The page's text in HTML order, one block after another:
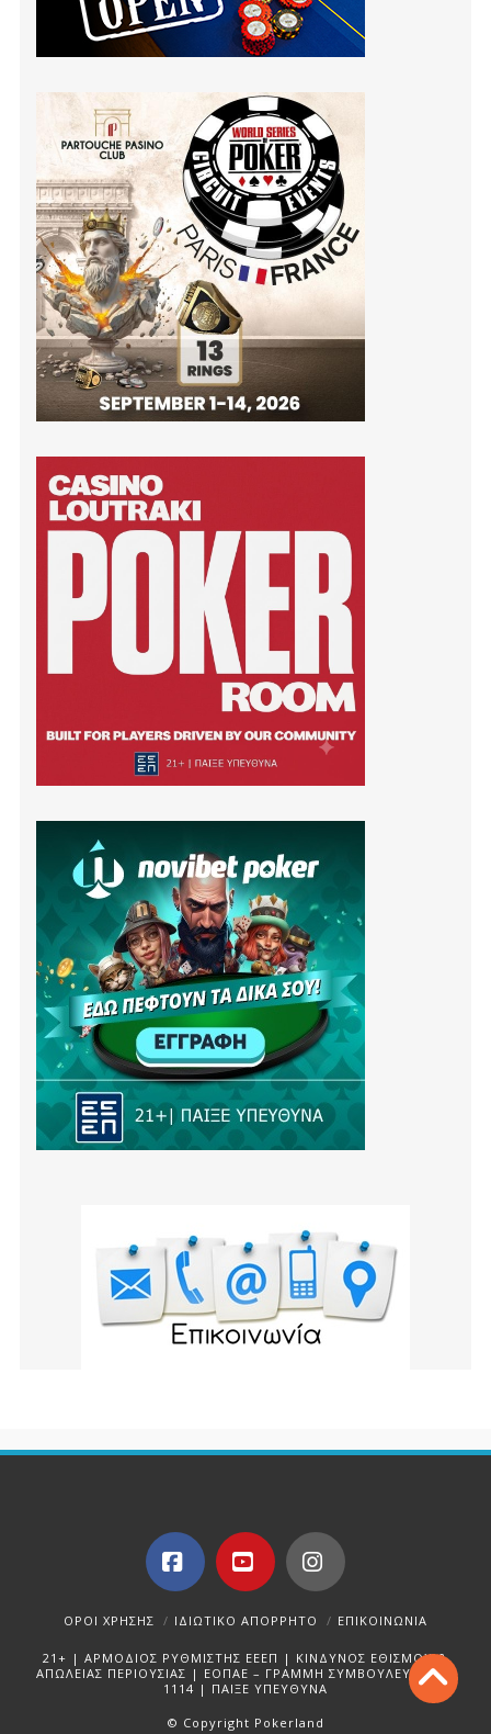
FacebookYouTubeInstagram
ΌΡΟΙ ΧΡΉΣΗΣ ΙΔΙΩΤΙΚΌ ΑΠΌΡΡΗΤΟ ΕΠΙΚΟΙΝΩΝΊΑ
21+ | ΑΡΜΟΔΙΟΣ ΡΥΘΜΙΣΤΗΣ ΕΕΕΠ | ΚΙΝΔΥΝΟΣ ΕΘΙΣΜΟΥ &
ΑΠΩΛΕΙΑΣ ΠΕΡΙΟΥΣΙΑΣ | ΕΟΠΑΕ – ΓΡΑΜΜΗ ΣΥΜΒΟΥΛΕΥΤΙΚΗΣ:
1114 | ΠΑΙΞΕ ΥΠΕΥΘΥΝΑ
© Copyright Pokerland